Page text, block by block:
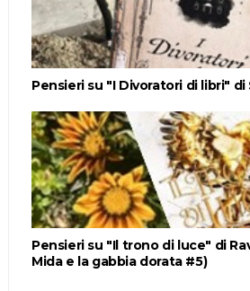
Pensieri su "I Divoratori di libri" di
Pensieri su "Il trono di luce" di
Mida e la gabbia dorata #5)